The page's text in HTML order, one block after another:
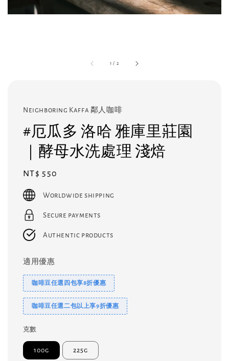
1 / 2
Neighboring Kaffa 鄰人咖啡
#厄瓜多 洛哈 雅庫里莊園
｜酵母水洗處理 淺焙
Regular
price
NT$ 550
Worldwide shipping
Secure payments
Authentic products
適用優惠
咖啡豆任選四包享8折優惠
咖啡豆任選二包以上享9折優惠
克數
100g 225g